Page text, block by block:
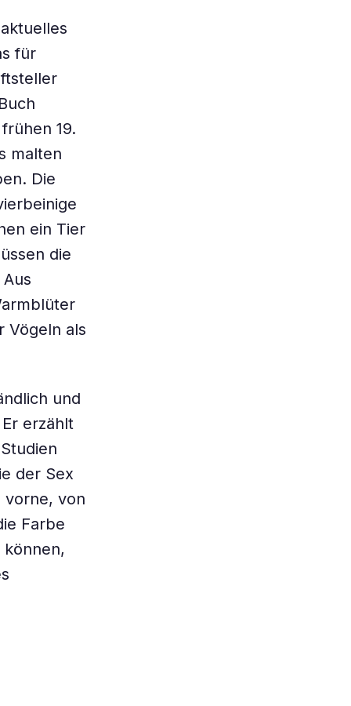
für
19.
malten
Die
ein Tier
die
Vögeln als
und
erzählt
der Sex
vorne, von
Farbe